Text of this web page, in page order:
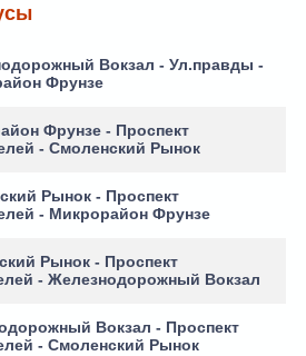
Вокзал - Ул.правды -
Фрунзе
Фрунзе - Проспект
- Смоленский Рынок
Рынок - Проспект
- Микрорайон Фрунзе
Рынок - Проспект
- Железнодорожный Вокзал
Вокзал - Проспект
- Смоленский Рынок